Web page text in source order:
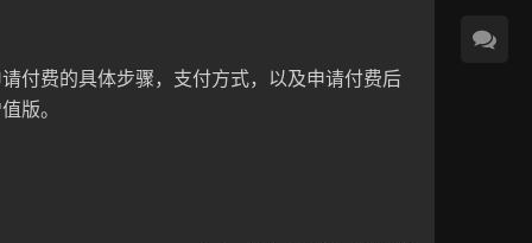
付费的具体步骤，支付方式，以及申请付费后
版。